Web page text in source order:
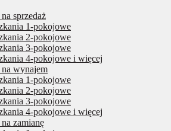
sprzedaż
1-pokojowe
2-pokojowe
3-pokojowe
4-pokojowe i więcej
wynajem
1-pokojowe
2-pokojowe
3-pokojowe
4-pokojowe i więcej
zamianę